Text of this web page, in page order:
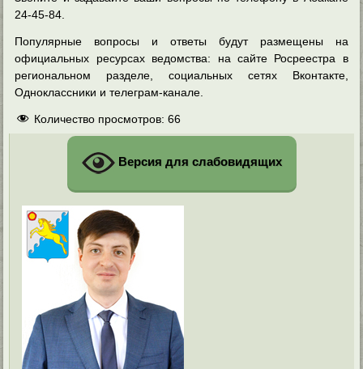
24-45-84.
Популярные вопросы и ответы будут размещены на
официальных ресурсах ведомства: на сайте Росреестра в
региональном разделе, социальных сетях Вконтакте,
Одноклассники и телеграм-канале.
Количество просмотров: 66
Версия для слабовидящих